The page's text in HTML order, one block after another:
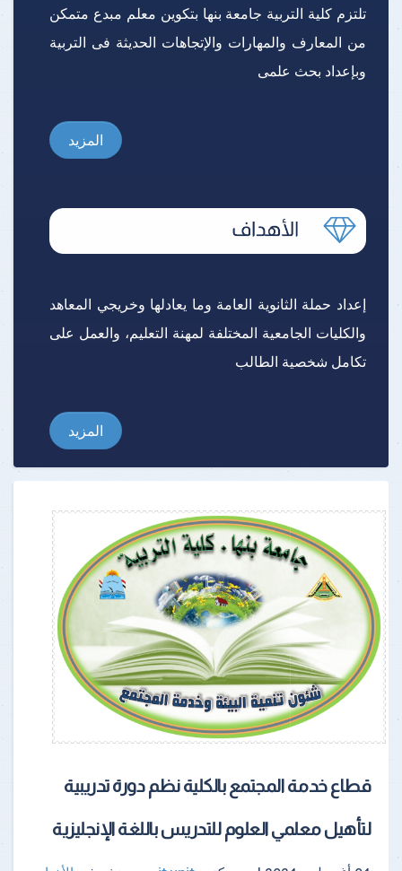
تلتزم كلية التربية جامعة بنها بتكوين معلم مبدع متمكن
من المعارف والمهارات والإتجاهات الحديثة فى التربية
وبإعداد بحث علمى
المزيد
إعداد حملة الثانوية العامة وما يعادلها وخريجي المعاهد
والكليات الجامعية المختلفة لمهنة التعليم، والعمل على
تكامل شخصية الطالب
المزيد
قطاع خدمة المجتمع بالكلية نظم دورة تدريبية
لتأهيل معلمي العلوم للتدريس باللغة الإنجليزية